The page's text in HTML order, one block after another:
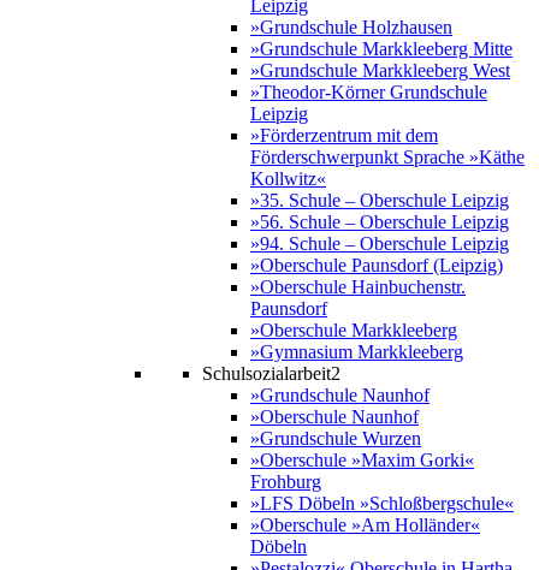
Leipzig
»Grundschule Holzhausen
»Grundschule Markkleeberg Mitte
»Grundschule Markkleeberg West
»Theodor-Körner Grundschule
Leipzig
»Förderzentrum mit dem
Förderschwerpunkt Sprache »Käthe
Kollwitz«
»35. Schule – Oberschule Leipzig
»56. Schule – Oberschule Leipzig
»94. Schule – Oberschule Leipzig
»Oberschule Paunsdorf (Leipzig)
»Oberschule Hainbuchenstr.
Paunsdorf
»Oberschule Markkleeberg
»Gymnasium Markkleeberg
Schulsozialarbeit2
»Grundschule Naunhof
»Oberschule Naunhof
»Grundschule Wurzen
»Oberschule »Maxim Gorki«
Frohburg
»LFS Döbeln »Schloßbergschule«
»Oberschule »Am Holländer«
Döbeln